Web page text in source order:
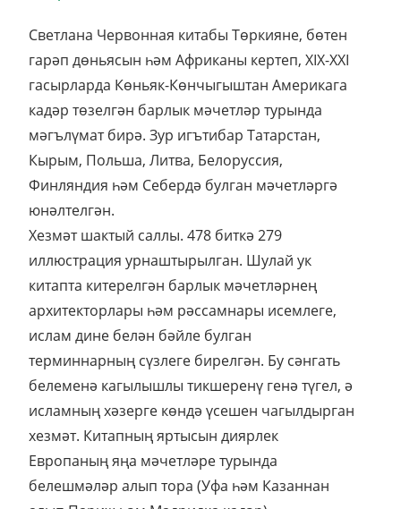
Светлана Червонная китабы Төркияне, бөтен
гарәп дөньясын һәм Африканы кертеп, XIX-XXI
гасырларда Көньяк-Көнчыгыштан Америкага
кадәр төзелгән барлык мәчетләр турында
мәгълүмат бирә. Зур игътибар Татарстан,
Кырым, Польша, Литва, Белоруссия,
Финляндия һәм Себердә булган мәчетләргә
юнәлтелгән.
Хезмәт шактый саллы. 478 биткә 279
иллюстрация урнаштырылган. Шулай ук
китапта китерелгән барлык мәчетләрнең
архитекторлары һәм рәссамнары исемлеге,
ислам дине белән бәйле булган
терминнарның сүзлеге бирелгән. Бу сәнгать
белеменә кагылышлы тикшеренү генә түгел, ә
исламның хәзерге көндә үсешен чагылдырган
хезмәт. Китапның яртысын диярлек
Европаның яңа мәчетләре турында
белешмәләр алып тора (Уфа һәм Казаннан